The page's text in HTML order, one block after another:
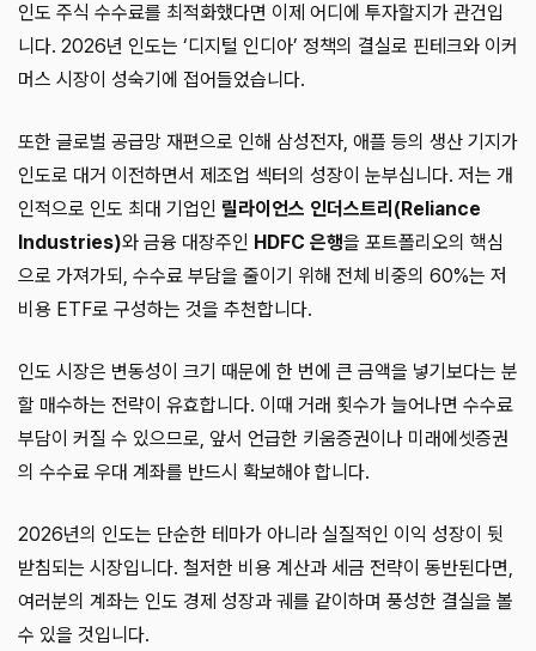
인도 주식 수수료를 최적화했다면 이제 어디에 투자할지가 관건입
니다. 2026년 인도는 ‘디지털 인디아’ 정책의 결실로 핀테크와 이커
머스 시장이 성숙기에 접어들었습니다.
또한 글로벌 공급망 재편으로 인해 삼성전자, 애플 등의 생산 기지가
인도로 대거 이전하면서 제조업 섹터의 성장이 눈부십니다. 저는 개
인적으로 인도 최대 기업인 릴라이언스 인더스트리(Reliance
Industries)와 금융 대장주인 HDFC 은행을 포트폴리오의 핵심
으로 가져가되, 수수료 부담을 줄이기 위해 전체 비중의 60%는 저
비용 ETF로 구성하는 것을 추천합니다.
인도 시장은 변동성이 크기 때문에 한 번에 큰 금액을 넣기보다는 분
할 매수하는 전략이 유효합니다. 이때 거래 횟수가 늘어나면 수수료
부담이 커질 수 있으므로, 앞서 언급한 키움증권이나 미래에셋증권
의 수수료 우대 계좌를 반드시 확보해야 합니다.
2026년의 인도는 단순한 테마가 아니라 실질적인 이익 성장이 뒷
받침되는 시장입니다. 철저한 비용 계산과 세금 전략이 동반된다면,
여러분의 계좌는 인도 경제 성장과 궤를 같이하며 풍성한 결실을 볼
수 있을 것입니다.